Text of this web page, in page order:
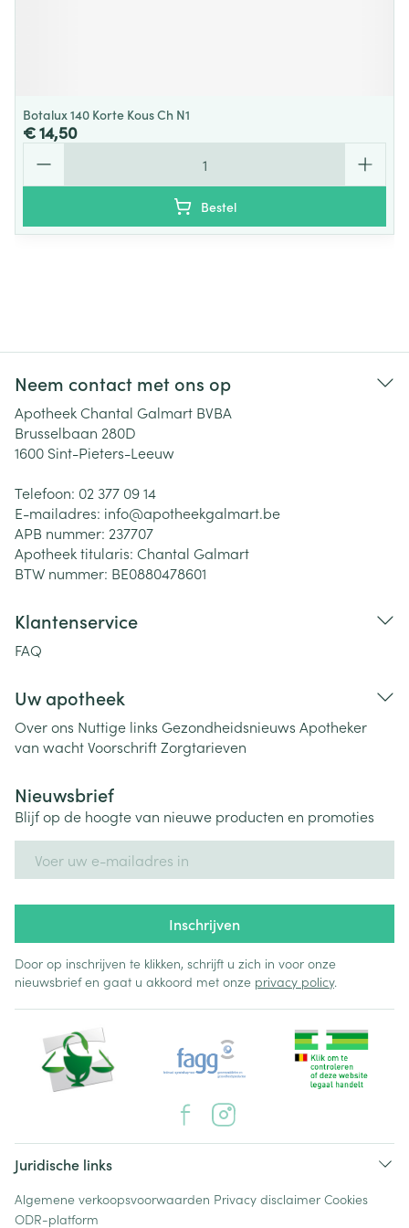
Botalux 140 Korte Kous Ch N1
€ 14,50
Bestel
Neem contact met ons op
Apotheek Chantal Galmart BVBA
Brusselbaan 280D
1600 Sint-Pieters-Leeuw
Telefoon: 02 377 09 14
E-mailadres: info@apotheekgalmart.be
APB nummer: 237707
Apotheek titularis: Chantal Galmart
BTW nummer: BE0880478601
Klantenservice
FAQ
Uw apotheek
Over ons Nuttige links Gezondheidsnieuws Apotheker
van wachtVoorschriftZorgtarieven
Nieuwsbrief
Blijf op de hoogte van nieuwe producten en promoties
Inschrijven
Door op inschrijven te klikken, schrijft u zich in voor onze
nieuwsbrief en gaat u akkoord met onze privacy policy.
Juridische links
Algemene verkoopsvoorwaarden Privacy disclaimer Cookies
ODR-platform